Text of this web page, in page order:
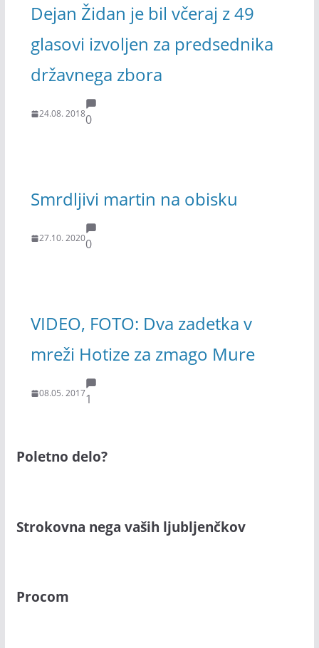
Dejan Židan je bil včeraj z 49
glasovi izvoljen za predsednika
državnega zbora
24.08. 20180
Smrdljivi martin na obisku
27.10. 20200
VIDEO, FOTO: Dva zadetka v
mreži Hotize za zmago Mure
08.05. 20171
Poletno delo?
Strokovna nega vaših ljubljenčkov
Procom